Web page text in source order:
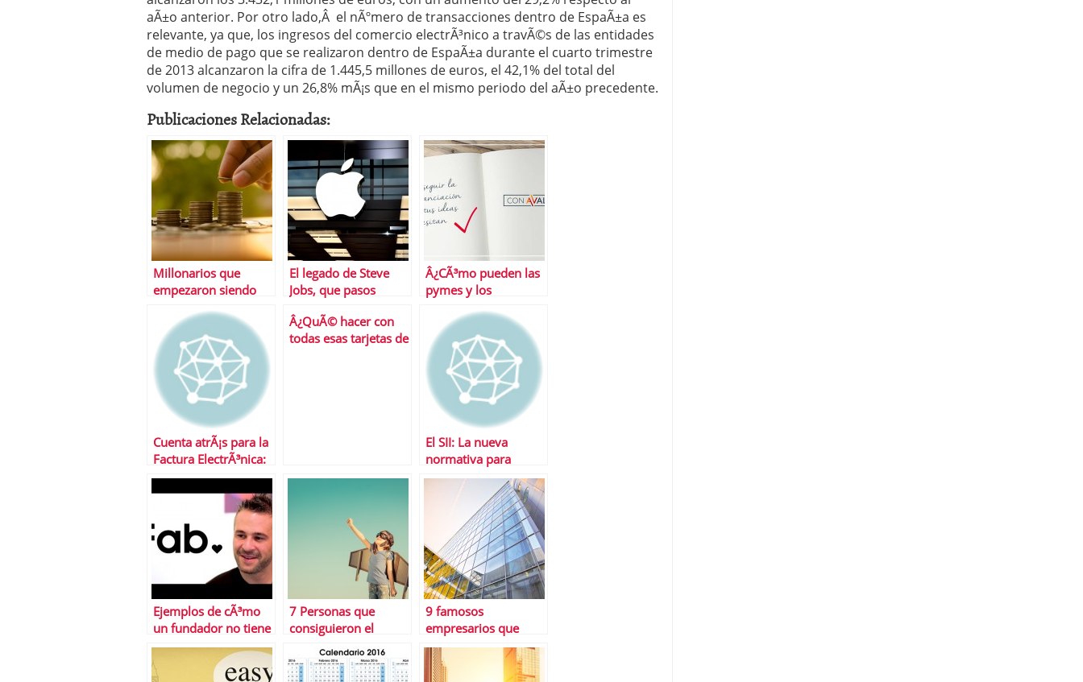
aÃ±o anterior. Por otro lado,Â el nÃºmero de transacciones dentro de EspaÃ±a es
relevante, ya que, los ingresos del comercio electrÃ³nico a travÃ©s de las entidades
de medio de pago que se realizaron dentro de EspaÃ±a durante el cuarto trimestre
de 2013 alcanzaron la cifra de 1.445,5 millones de euros, el 42,1% del total del
volumen de negocio y un 26,8% mÃ¡s que en el mismo periodo del aÃ±o precedente.
Publicaciones Relacionadas:
Millonarios que
empezaron siendo
El legado de Steve
Jobs, que pasos
Â¿CÃ³mo pueden las
pymes y los
financiaciÃ³n?
Cuenta atrÃ¡s para la
Factura ElectrÃ³nica:
Aunque queda
tiempo, nos tocarÃ¡
Â¿QuÃ© hacer con
todas esas tarjetas de
El SII: La nueva
normativa para
gestionar y deducir
IVA en tiempo real
Ejemplos de cÃ³mo
un fundador no tiene
que ser
necesariamente un
7 Personas que
consiguieron el
Ã©xito despuÃ©s de
ser rechazados
9 famosos
empresarios que
empezaron con
trabajos humildes